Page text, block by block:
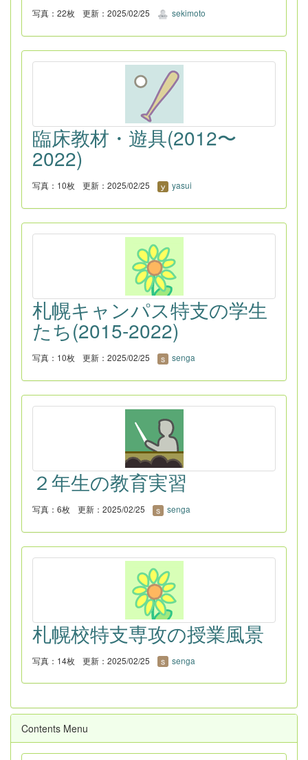
写真：22枚 更新：2025/02/25 sekimoto
臨床教材・遊具(2012〜
2022)
写真：10枚 更新：2025/02/25 yasui
札幌キャンパス特支の学生
たち(2015-2022)
写真：10枚 更新：2025/02/25 senga
２年生の教育実習
写真：6枚 更新：2025/02/25 senga
札幌校特支専攻の授業風景
写真：14枚 更新：2025/02/25 senga
Contents Menu